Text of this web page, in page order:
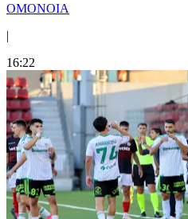
ΟΜΟΝΟΙΑ
|
16:22